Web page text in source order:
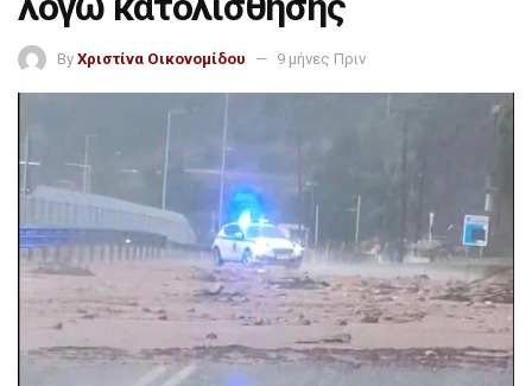
By Χριστίνα Οικονομίδου 9 μήνες Πριν